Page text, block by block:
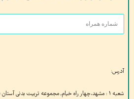
آدرس:
شعبه ۱ : مشهد،چهار راه خیام, مجموعه تربیت بدنی آستان قدس